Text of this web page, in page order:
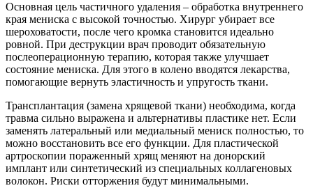
Основная цель частичного удаления – обработка внутреннего
края мениска с высокой точностью. Хирург убирает все
шероховатости, после чего кромка становится идеально
ровной. При деструкции врач проводит обязательную
послеоперационную терапию, которая также улучшает
состояние мениска. Для этого в колено вводятся лекарства,
помогающие вернуть эластичность и упругость ткани.
Трансплантация (замена хрящевой ткани) необходима, когда
травма сильно выражена и альтернативы пластике нет. Если
заменять латеральный или медиальный мениск полностью, то
можно восстановить все его функции. Для пластической
артроскопии пораженный хрящ меняют на донорский
имплант или синтетический из специальных коллагеновых
волокон. Риски отторжения будут минимальными.